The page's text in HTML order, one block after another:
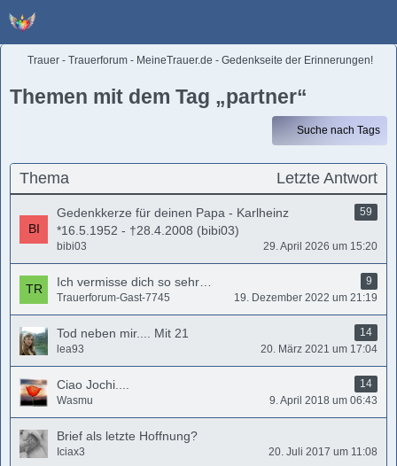
Trauer - Trauerforum - MeineTrauer.de - Gedenkseite der Erinnerungen!
Themen mit dem Tag „partner“
Suche nach Tags
Thema Letzte Antwort
Gedenkkerze für deinen Papa - Karlheinz
*16.5.1952 - †28.4.2008 (bibi03)
59
bibi03 29. April 2026 um 15:20
Ich vermisse dich so sehr…
9
Trauerforum-Gast-7745
19. Dezember 2022 um 21:19
Tod neben mir.... Mit 21
14
lea93
20. März 2021 um 17:04
Ciao Jochi....
14
Wasmu
9. April 2018 um 06:43
Brief als letzte Hoffnung?
Iciax3 20. Juli 2017 um 11:08